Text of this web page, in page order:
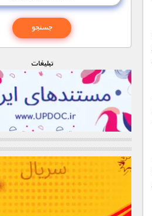
تبليغات